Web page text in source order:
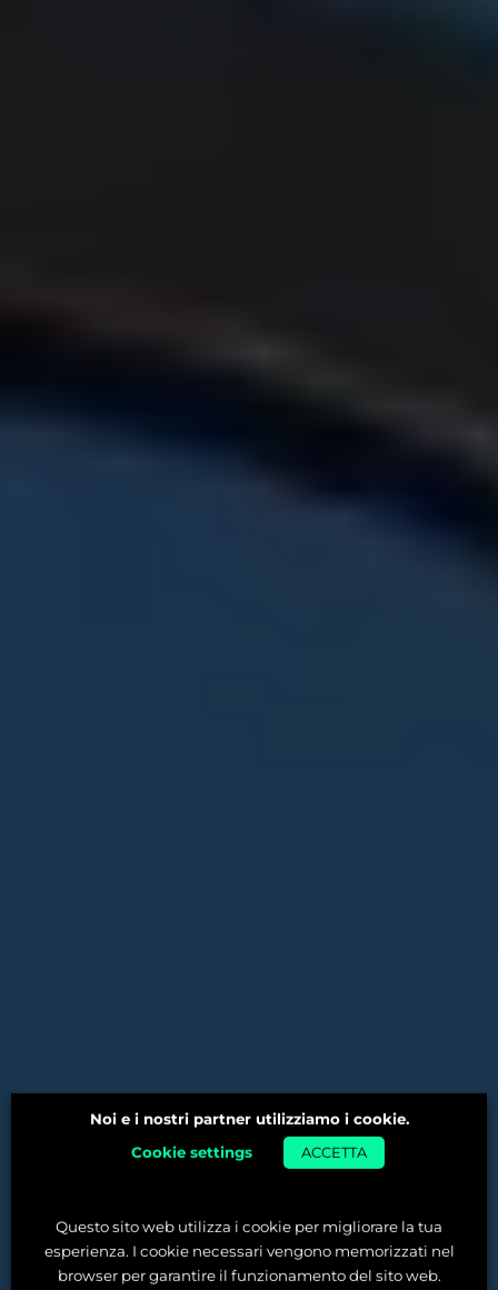
Noi e i nostri partner utilizziamo i cookie.
Cookie settings
ACCETTA
Questo sito web utilizza i cookie per migliorare la tua
esperienza. I cookie necessari vengono memorizzati nel
browser per garantire il funzionamento del sito web.